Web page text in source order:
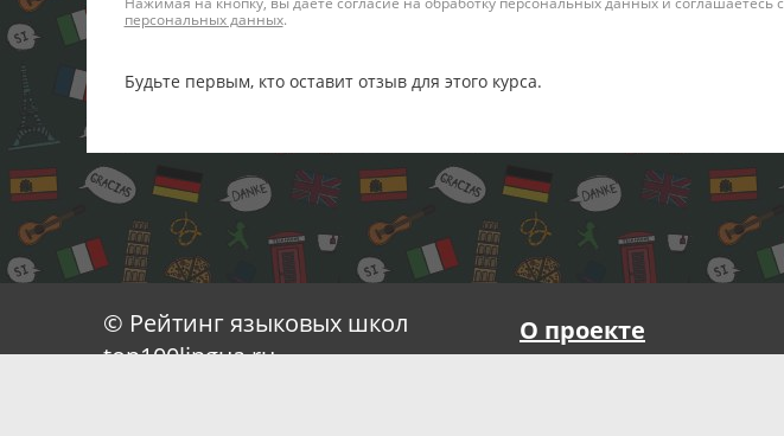
персональных данных.
Будьте первым, кто оставит отзыв для этого курса.
© Рейтинг языковых школ
top100lingua.ru
О проекте